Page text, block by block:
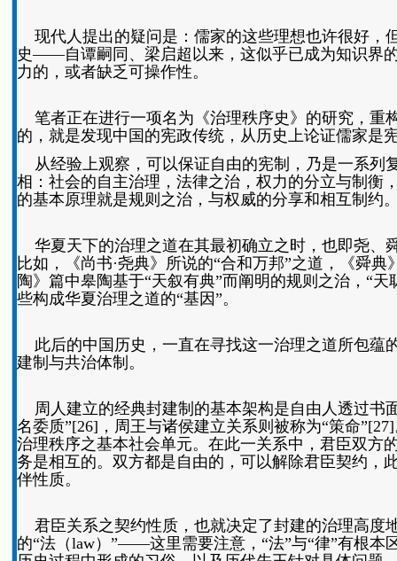
现代人提出的疑问是：儒家的这些理想也许很好，
史——自谭嗣同、梁启超以来，这似乎已成为知识界
力的，或者缺乏可操作性。
笔者正在进行一项名为《治理秩序史》的研究，重
的，就是发现中国的宪政传统，从历史上论证儒家是
从经验上观察，可以保证自由的宪制，乃是一系列
相：社会的自主治理，法律之治，权力的分立与制衡
的基本原理就是规则之治，与权威的分享和相互制约
华夏天下的治理之道在其最初确立之时，也即尧、
比如，《尚书·尧典》所说的“合和万邦”之道，《舜
陶》篇中皋陶基于“天叙有典”而阐明的规则之治，“
些构成华夏治理之道的“基因”。
此后的中国历史，一直在寻找这一治理之道所包蕴
建制与共治体制。
周人建立的经典封建制的基本架构是自由人透过书
名委质”[26]，周王与诸侯建立关系则被称为“策命
治理秩序之基本社会单元。在此一关系中，君臣双方
务是相互的。双方都是自由的，可以解除君臣契约，
伴性质。
君臣关系之契约性质，也就决定了封建的治理高度
的“法（law）”——这里需要注意，“法”与“律”有根本